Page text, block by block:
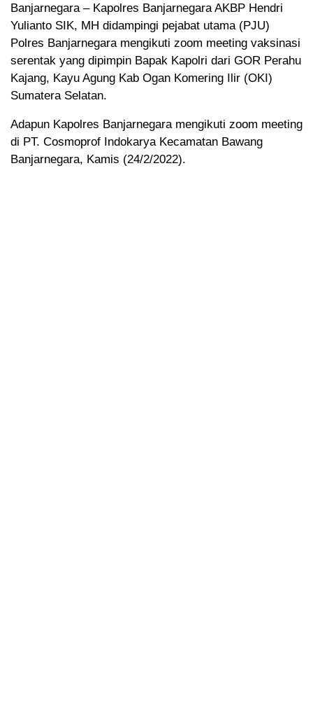
Banjarnegara – Kapolres Banjarnegara AKBP Hendri
Yulianto SIK, MH didampingi pejabat utama (PJU)
Polres Banjarnegara mengikuti zoom meeting vaksinasi
serentak yang dipimpin Bapak Kapolri dari GOR Perahu
Kajang, Kayu Agung Kab Ogan Komering Ilir (OKI)
Sumatera Selatan.
Adapun Kapolres Banjarnegara mengikuti zoom meeting
di PT. Cosmoprof Indokarya Kecamatan Bawang
Banjarnegara, Kamis (24/2/2022).